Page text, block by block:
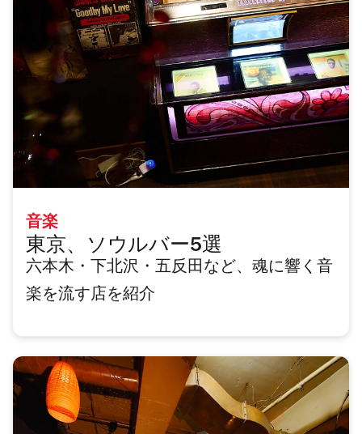
音楽
東京、ソウルバー5選
六本木・下北沢・五反田など、魂に響く音
楽を流す店を紹介